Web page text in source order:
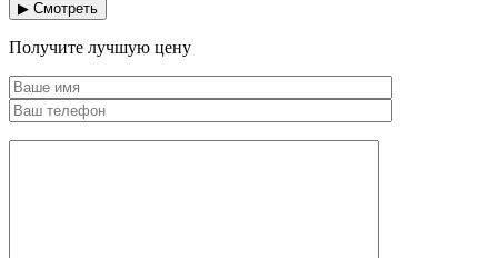
▶ Смотреть
Получите лучшую цену